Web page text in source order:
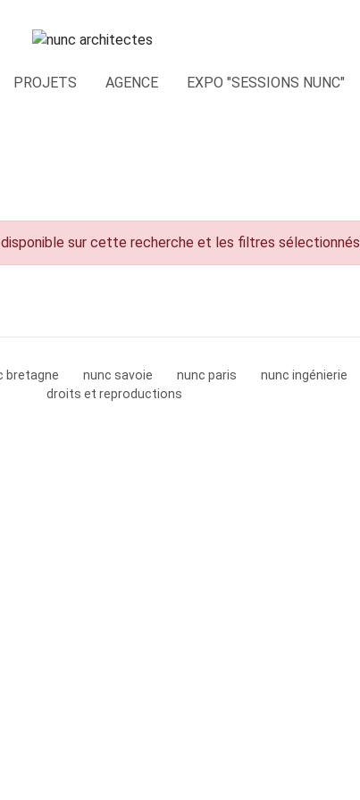
PROJETS AGENCE EXPO "SESSIONS NUNC"
sur cette recherche et les filtres sélectionnés
bretagne nunc savoie nunc paris
nunc ingénierie
droits et reproductions